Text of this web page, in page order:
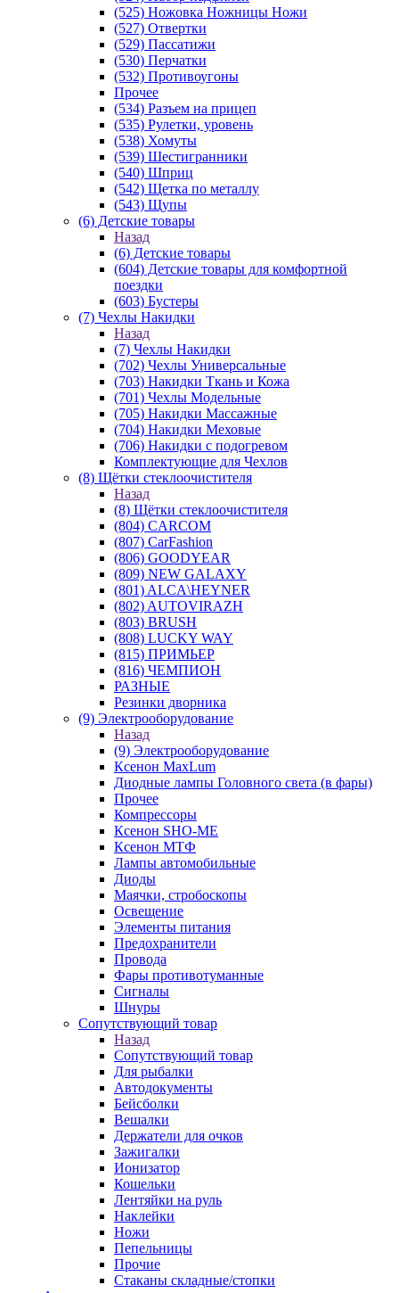
(525) Ножовка Ножницы Ножи
(527) Отвертки
(529) Пассатижи
(530) Перчатки
(532) Противоугоны
Прочее
(534) Разъем на прицеп
(535) Рулетки, уровень
(538) Хомуты
(539) Шестигранники
(540) Шприц
(542) Щетка по металлу
(543) Щупы
(6) Детские товары
Назад
(6) Детские товары
(604) Детские товары для комфортной
поездки
(603) Бустеры
(7) Чехлы Накидки
Назад
(7) Чехлы Накидки
(702) Чехлы Универсальные
(703) Накидки Ткань и Кожа
(701) Чехлы Модельные
(705) Накидки Массажные
(704) Накидки Меховые
(706) Накидки с подогревом
Комплектующие для Чехлов
(8) Щётки стеклоочистителя
Назад
(8) Щётки стеклоочистителя
(804) CARCOM
(807) CarFashion
(806) GOODYEAR
(809) NEW GALAXY
(801) ALCA\HEYNER
(802) AUTOVIRAZH
(803) BRUSH
(808) LUCKY WAY
(815) ПРИМЬЕР
(816) ЧЕМПИОН
РАЗНЫЕ
Резинки дворника
(9) Электрооборудование
Назад
(9) Электрооборудование
Ксенон MaxLum
Диодные лампы Головного света (в фары)
Прочее
Компрессоры
Ксенон SHO-ME
Ксенон МТФ
Лампы автомобильные
Диоды
Маячки, стробоскопы
Освещение
Элементы питания
Предохранители
Провода
Фары противотуманные
Сигналы
Шнуры
Сопутствующий товар
Назад
Сопутствующий товар
Для рыбалки
Автодокументы
Бейсболки
Вешалки
Держатели для очков
Зажигалки
Ионизатор
Кошельки
Лентяйки на руль
Наклейки
Ножи
Пепельницы
Прочие
Стаканы складные/стопки